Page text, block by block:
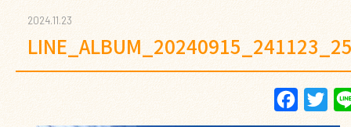
2024.11.23